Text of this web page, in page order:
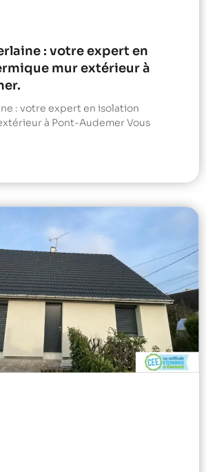
: votre expert en
mur extérieur à
: votre expert en isolation
à Pont-Audemer Vous